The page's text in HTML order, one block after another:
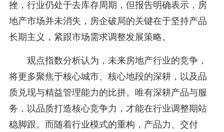
挫，行业仍处于去库存周期，但报告明确表示，房
地产市场并未消失，房企破局的关键在于坚持产品
长期主义，紧跟市场需求调整发展策略。
观点指数分析认为，未来房地产行业的竞争，
将更多聚焦于核心城市、核心地段的深耕，以及品
质兑现与精益管理能力的比拼。唯有深耕产品与服
务，以品质打造核心竞争力，才能在行业调整期站
稳脚跟。而随着行业模式的重构，产品力、交付